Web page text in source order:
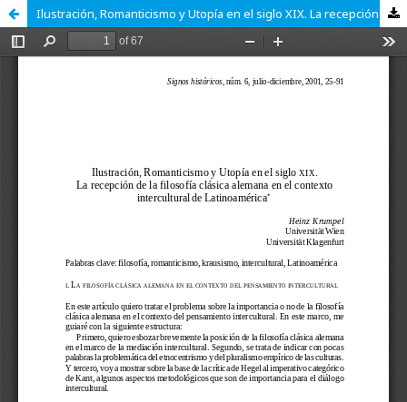
Ilustración, Romanticismo y Utopía en el siglo XIX. La recepción de la filosofía clásica alemana en el contexto intercultural de Latinoamérica